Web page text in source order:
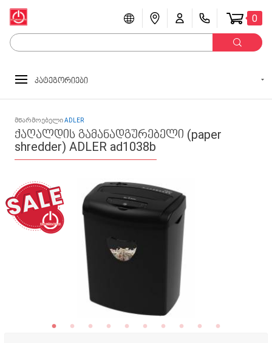
0
კატეგორიები
მწარმოებელიADLER
ქაღალდის გამანადგურებელი (paper
shredder) ADLER ad1038b